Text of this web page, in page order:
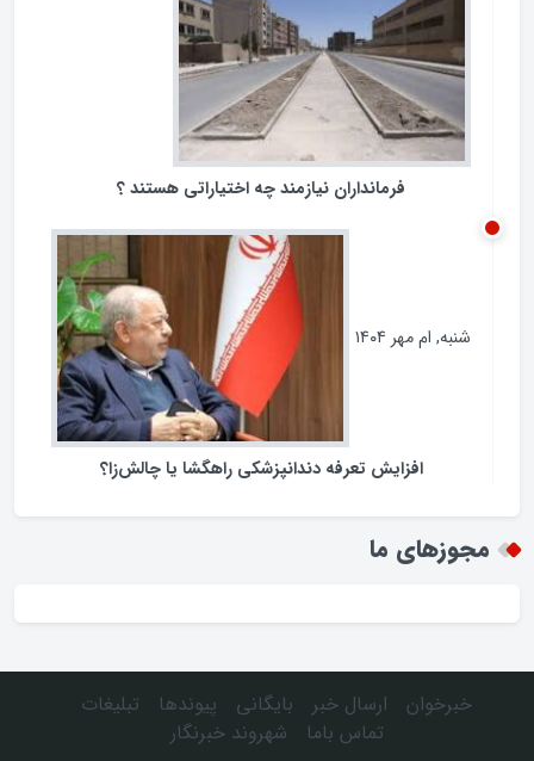
سه‌شنبه, ام آبان ۱۴۰۴
فرمانداران نیازمند چه اختیاراتی هستند ؟
افزایش تعرفه دندانپزشکی راهگشا یا چالش‌زا؟